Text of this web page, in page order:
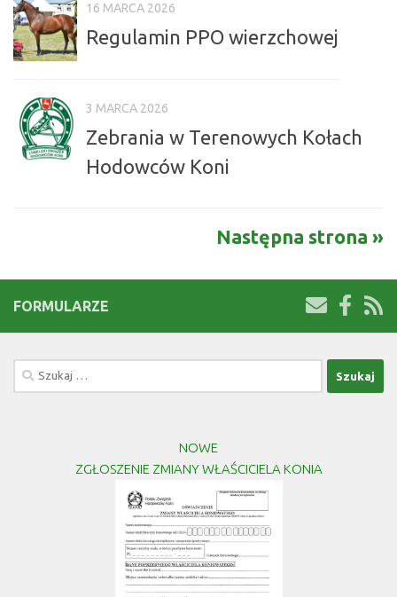
16 MARCA 2026
Regulamin PPO wierzchowej
3 MARCA 2026
Zebrania w Terenowych Kołach
Hodowców Koni
Następna strona »
FORMULARZE
Szukaj:
NOWE
ZGŁOSZENIE ZMIANY WŁAŚCICIELA KONIA